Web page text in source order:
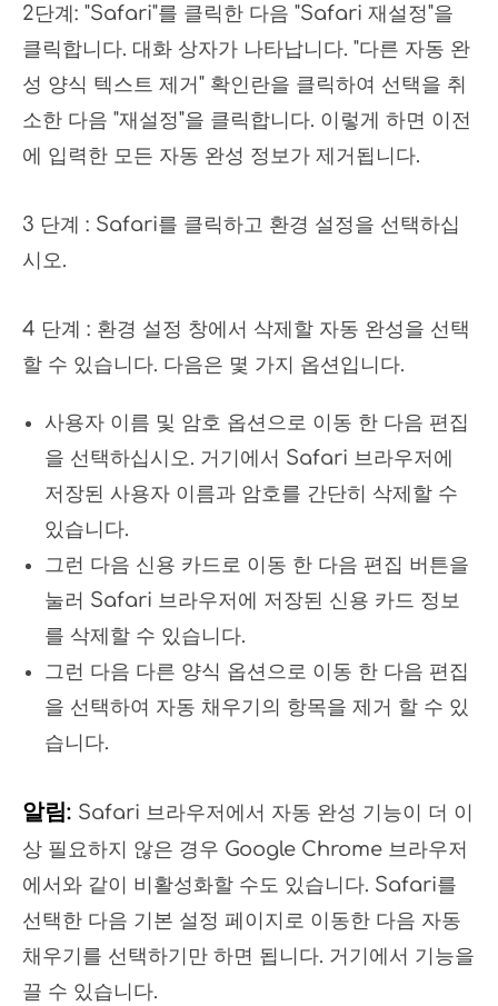
2단계: "Safari"를 클릭한 다음 "Safari 재설정"을
클릭합니다. 대화 상자가 나타납니다. "다른 자동 완
성 양식 텍스트 제거" 확인란을 클릭하여 선택을 취
소한 다음 "재설정"을 클릭합니다. 이렇게 하면 이전
에 입력한 모든 자동 완성 정보가 제거됩니다.
3 단계 : Safari를 클릭하고 환경 설정을 선택하십
시오.
4 단계 : 환경 설정 창에서 삭제할 자동 완성을 선택
할 수 있습니다. 다음은 몇 가지 옵션입니다.
사용자 이름 및 암호 옵션으로 이동 한 다음 편집
을 선택하십시오. 거기에서 Safari 브라우저에
저장된 사용자 이름과 암호를 간단히 삭제할 수
있습니다.
그런 다음 신용 카드로 이동 한 다음 편집 버튼을
눌러 Safari 브라우저에 저장된 신용 카드 정보
를 삭제할 수 있습니다.
그런 다음 다른 양식 옵션으로 이동 한 다음 편집
을 선택하여 자동 채우기의 항목을 제거 할 수 있
습니다.
알림: Safari 브라우저에서 자동 완성 기능이 더 이
상 필요하지 않은 경우 Google Chrome 브라우저
에서와 같이 비활성화할 수도 있습니다. Safari를
선택한 다음 기본 설정 페이지로 이동한 다음 자동
채우기를 선택하기만 하면 됩니다. 거기에서 기능을
끌 수 있습니다.